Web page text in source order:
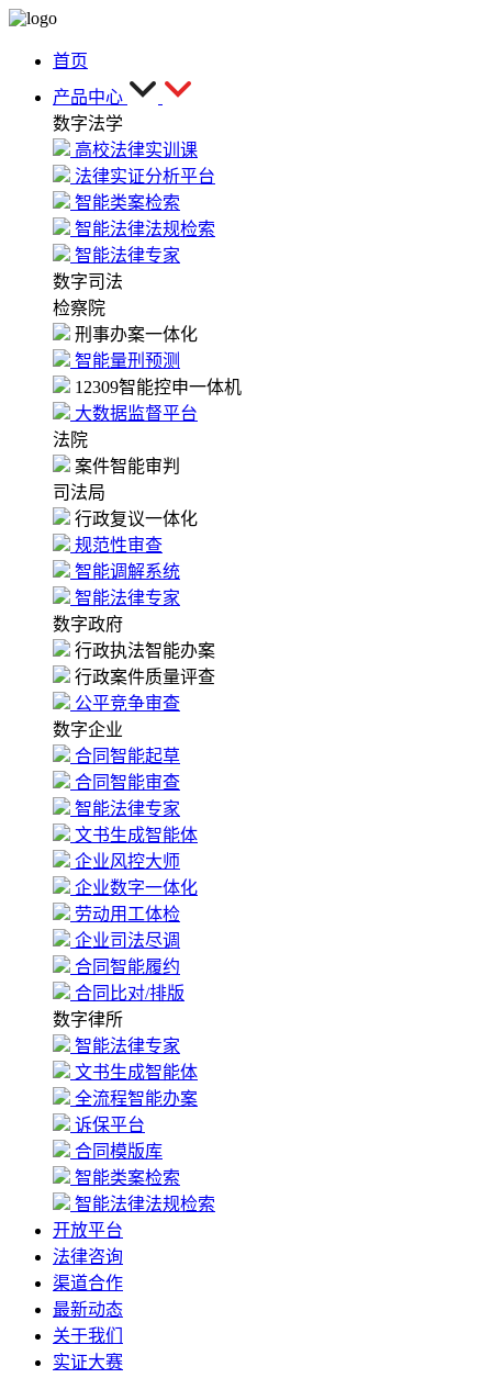
首页
产品中心
数字法学
高校法律实训课
法律实证分析平台
智能类案检索
智能法律法规检索
智能法律专家
数字司法
检察院
刑事办案一体化
智能量刑预测
12309智能控申一体机
大数据监督平台
法院
案件智能审判
司法局
行政复议一体化
规范性审查
智能调解系统
智能法律专家
数字政府
行政执法智能办案
行政案件质量评查
公平竞争审查
数字企业
合同智能起草
合同智能审查
智能法律专家
文书生成智能体
企业风控大师
企业数字一体化
劳动用工体检
企业司法尽调
合同智能履约
合同比对/排版
数字律所
智能法律专家
文书生成智能体
全流程智能办案
诉保平台
合同模版库
智能类案检索
智能法律法规检索
开放平台
法律咨询
渠道合作
最新动态
关于我们
实证大赛